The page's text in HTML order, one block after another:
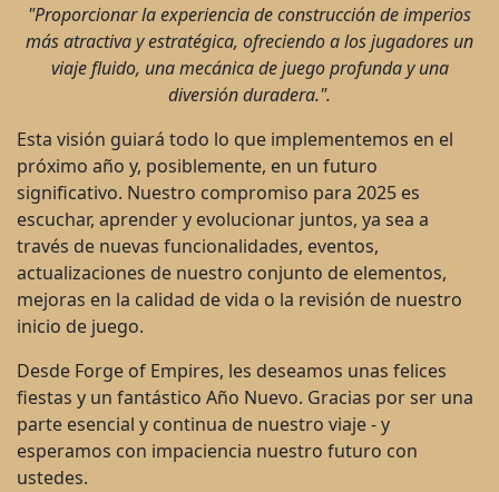
"Proporcionar la experiencia de construcción de imperios
más atractiva y estratégica, ofreciendo a los jugadores un
viaje fluido, una mecánica de juego profunda y una
diversión duradera.".
Esta visión guiará todo lo que implementemos en el
próximo año y, posiblemente, en un futuro
significativo. Nuestro compromiso para 2025 es
escuchar, aprender y evolucionar juntos, ya sea a
través de nuevas funcionalidades, eventos,
actualizaciones de nuestro conjunto de elementos,
mejoras en la calidad de vida o la revisión de nuestro
inicio de juego.
Desde Forge of Empires, les deseamos unas felices
fiestas y un fantástico Año Nuevo. Gracias por ser una
parte esencial y continua de nuestro viaje - y
esperamos con impaciencia nuestro futuro con
ustedes.